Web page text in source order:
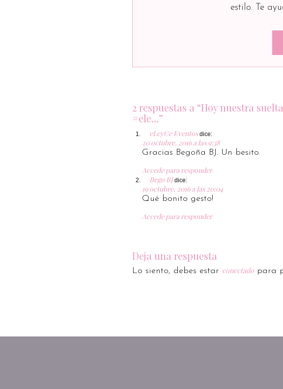
estilo. Te
2 respuestas a “Hoy nuestra
#ele…”
eLeyCe Eventos dice:
20 octubre, 2016 a las 9:38
Gracias Begoña BJ. Un besito.
Accede para responder
Bego BJ dice:
19 octubre, 2016 a las 20:04
Qué bonito gesto!
Accede para responder
Deja una respuesta
Lo siento, debes estar conectadopara